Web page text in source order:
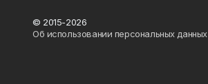
© 2015-2026
Об использовании персональных данных